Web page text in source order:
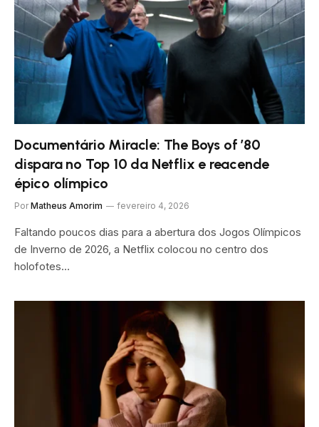
Documentário Miracle: The Boys of ’80
dispara no Top 10 da Netflix e reacende
épico olímpico
Por Matheus Amorim fevereiro 4, 2026
Faltando poucos dias para a abertura dos Jogos Olímpicos
de Inverno de 2026, a Netflix colocou no centro dos
holofotes…